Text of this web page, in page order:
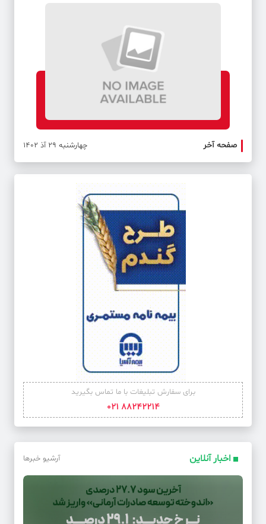
تکذیب اختلال در سامانه های بانک‌ملت
صفحه آخر چهارشنبه 29 آذ 1402
برای سفارش تبلیغات با ما تماس بگیرید
88242214 021
اخبار آنلاین آرشیو خبرها